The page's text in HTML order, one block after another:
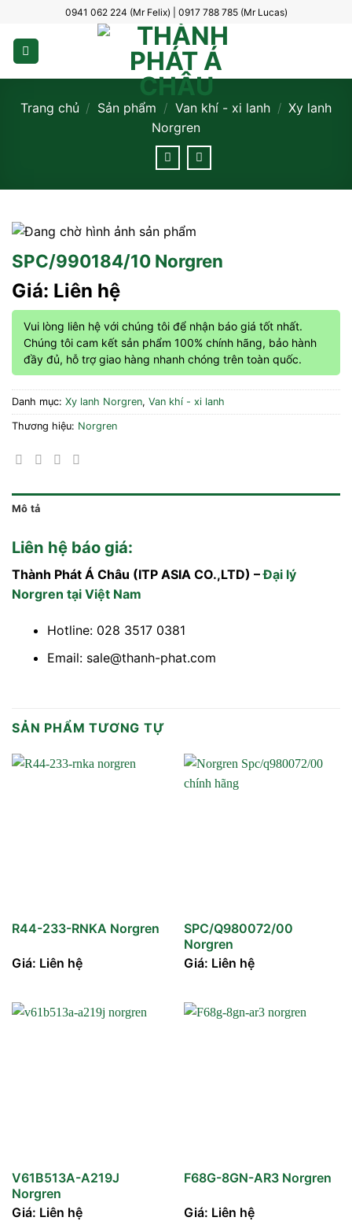
dung
0941 062 224 (Mr Felix) | 0917 788 785 (Mr Lucas)
Trang chủ / Sản phẩm / Van khí - xi lanh / Xy lanh
Norgren
SPC/990184/10 Norgren
Giá: Liên hệ
Vui lòng liên hệ với chúng tôi để nhận báo giá tốt nhất.
Chúng tôi cam kết sản phẩm 100% chính hãng, bảo hành
đầy đủ, hỗ trợ giao hàng nhanh chóng trên toàn quốc.
Danh mục: Xy lanh Norgren, Van khí - xi lanh
Thương hiệu: Norgren
Mô tả
Liên hệ báo giá:
Thành Phát Á Châu (ITP ASIA CO.,LTD) –Đại lý
Norgren tại Việt Nam
Hotline: 028 3517 0381
Email: sale@thanh-phat.com
SẢN PHẨM TƯƠNG TỰ
R44-233-RNKA Norgren
Giá: Liên hệ
SPC/Q980072/00
Norgren
Giá: Liên hệ
V61B513A-A219J
Norgren
Giá: Liên hệ
F68G-8GN-AR3 Norgren
Giá: Liên hệ